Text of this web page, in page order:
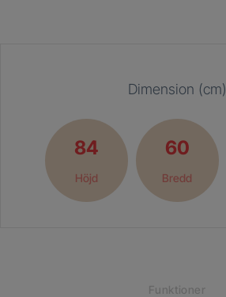
Dimension (cm)
84
Höjd
60
Bredd
Funktioner